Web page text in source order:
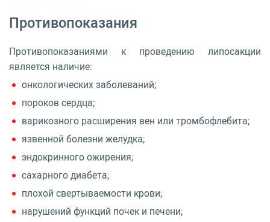
Противопоказания
Противопоказаниями к проведению липосакции
является наличие:
онкологических заболеваний;
пороков сердца;
варикозного расширения вен или тромбофлебита;
язвенной болезни желудка;
эндокринного ожирения;
сахарного диабета;
плохой свертываемости крови;
нарушений функций почек и печени;